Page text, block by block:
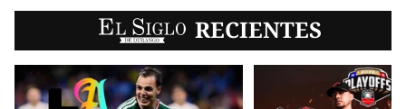
EL SIGLO RECIENTES